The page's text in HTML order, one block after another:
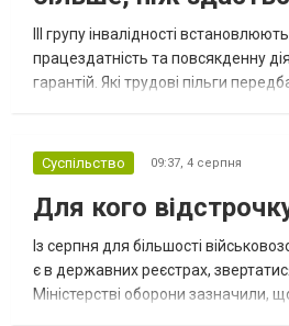
III групу інвалідності
працездатність та повсякденну
гарантій. Які трудові пільги
Суспільство 09:37, 4 серпня
Для кого
Із серпня для більшості
є в державних реєстрах,
Міністерстві оборони